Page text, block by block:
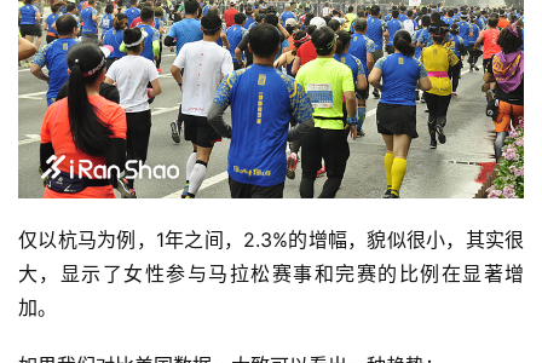
仅以杭马为例，1年之间，2.3%的增幅，貌似很小，其实很
大，显示了女性参与马拉松赛事和完赛的比例在显著增
加。